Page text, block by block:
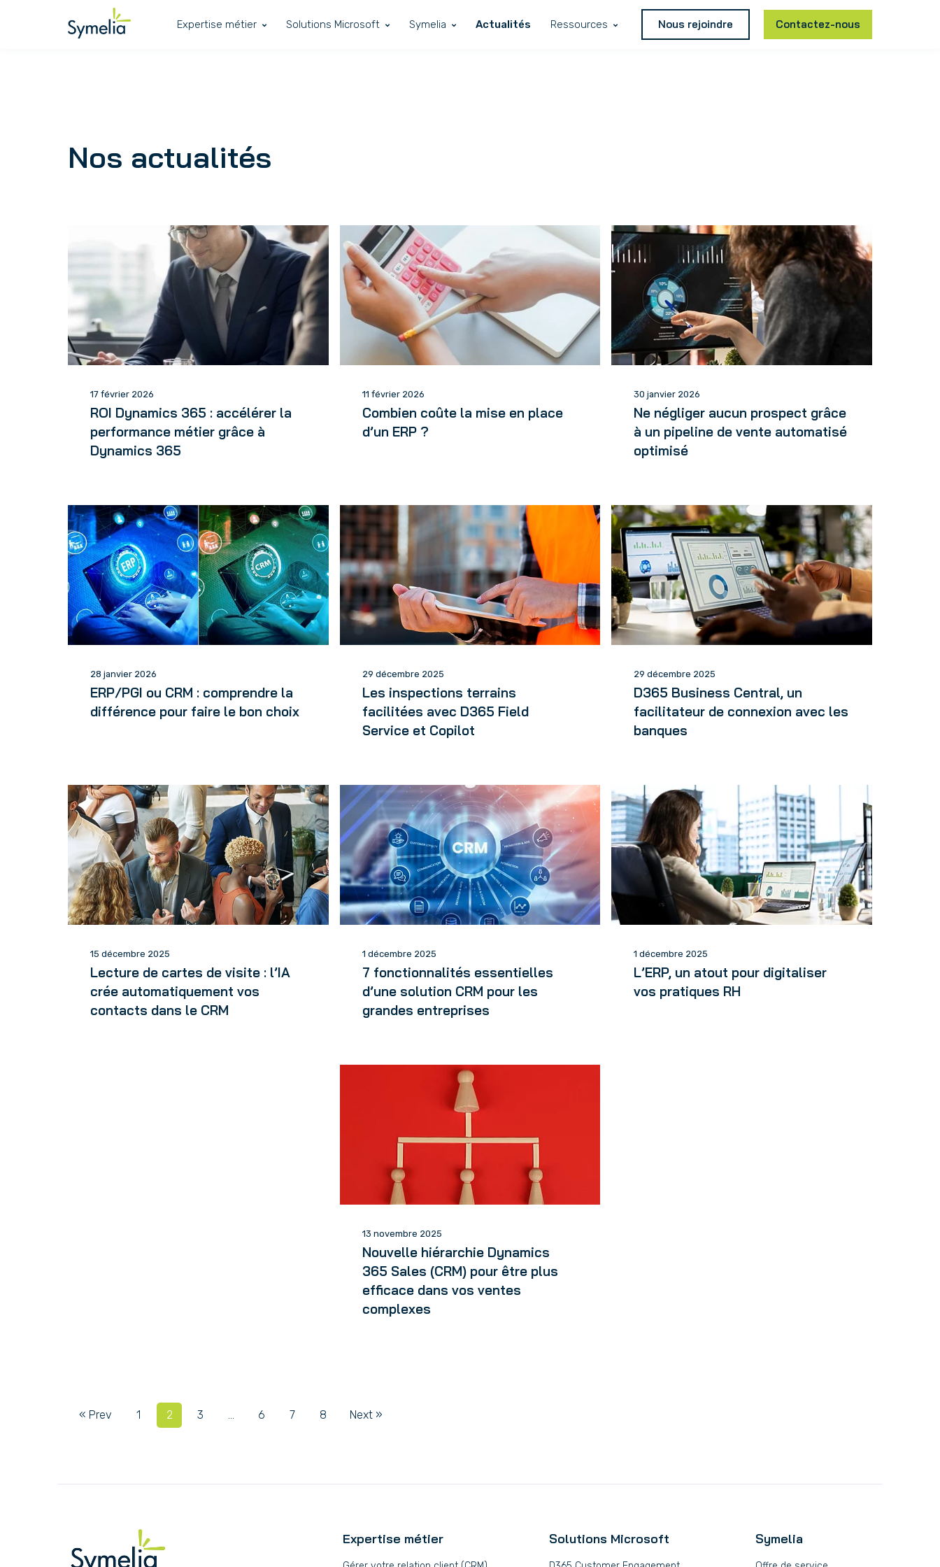
Expertise métier Solutions Microsoft Symelia Actualités Ressources Nous rejoindre Contactez-nous
Nos actualités
17 février 2026
ROI Dynamics 365 : accélérer la
performance métier grâce à
Dynamics 365
11 février 2026
Combien coûte la mise en place
d’un ERP ?
30 janvier 2026
Ne négliger aucun prospect grâce
à un pipeline de vente automatisé
optimisé
28 janvier 2026
ERP/PGI ou CRM : comprendre la
différence pour faire le bon choix
29 décembre 2025
Les inspections terrains
facilitées avec D365 Field
Service et Copilot
29 décembre 2025
D365 Business Central, un
facilitateur de connexion avec les
banques
15 décembre 2025
Lecture de cartes de visite : l’IA
crée automatiquement vos
contacts dans le CRM
1 décembre 2025
7 fonctionnalités essentielles
d’une solution CRM pour les
grandes entreprises
1 décembre 2025
L’ERP, un atout pour digitaliser
vos pratiques RH
13 novembre 2025
Nouvelle hiérarchie Dynamics
365 Sales (CRM) pour être plus
efficace dans vos ventes
complexes
« Prev 1 2 3 … 6 7 8 Next »
Expertise métier Solutions Microsoft Symelia